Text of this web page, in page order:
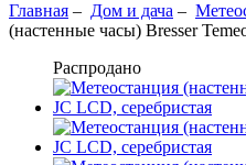
Главная – Дом и дача –
(настенные часы) Bresser
Распродано